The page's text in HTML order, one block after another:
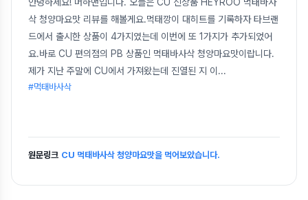
삭 청양마요맛 리뷰를 해볼게요.먹태깡이 대히트를 기록하자 타브랜
드에서 출시한 상품이 4가지였는데 이번에 또 1가지가 추가되었어
요.바로 CU 편의점의 PB 상품인 먹태바사삭 청양마요맛이랍니다.
제가 지난 주말에 CU에서 가져왔는데 진열된 지 이 ...
#먹태바사삭
원문링크 CU 먹태바사삭 청양마요맛을 먹어보았습니다.